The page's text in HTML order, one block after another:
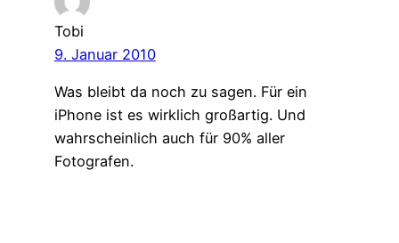
Tobi
9. Januar 2010
Was bleibt da noch zu sagen. Für ein
iPhone ist es wirklich großartig. Und
wahrscheinlich auch für 90% aller
Fotografen.